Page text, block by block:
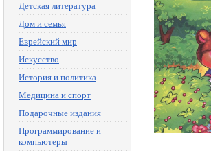
Детская литература
Дом и семья
Еврейский мир
Искусство
История и политика
Медицина и спорт
Подарочные издания
Программирование и
компьютеры